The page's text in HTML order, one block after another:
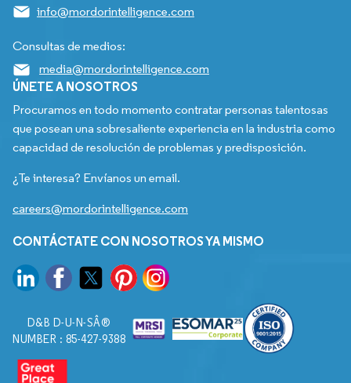
info@mordorintelligence.com
Consultas de medios:
media@mordorintelligence.com
ÚNETE A NOSOTROS
Procuramos en todo momento contratar personas talentosas
que posean una sobresaliente experiencia en la industria como
capacidad de resolución de problemas y predisposición.
¿Te interesa? Envíanos un email.
careers@mordorintelligence.com
CONTÁCTATE CON NOSOTROS YA MISMO
D&B D-U-N-SÂ®
NUMBER : 85-427-9388